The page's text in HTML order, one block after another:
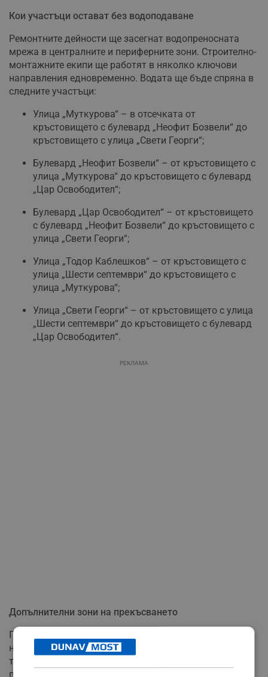
Кои участъци остават без водоподаване
Ремонтните дейности ще засегнат водопреносната
мрежа в централните и периферните зони. Строително-
монтажните екипи ще работят в няколко ключови
направления едновременно. Водата ще бъде спряна в
следните участъци:
Улица „Муткурова“ – в отсечката от
кръстовището с булевард „Неофит Бозвели“ до
кръстовището с улица „Свети Георги“;
Булевард „Неофит Бозвели“ – от кръстовището с
улица „Муткурова“ до кръстовището с булевард
„Цар Освободител“;
Булевард „Цар Освободител“ – от кръстовището
с булевард „Неофит Бозвели“ до кръстовището с
улица „Свети Георги“;
Улица „Тодор Каблешков“ – от кръстовището с
улица „Шести септември“ до кръстовището с
улица „Муткурова“;
Улица „Свети Георги“ – от кръстовището с улица
„Шести септември“ до кръстовището с булевард
„Цар Освободител“.
РЕКЛАМА
Допълнителни зони на прекъсването
Поради технологични особености на мрежата и
необходимостта от пълно източване на
тръбопроводите, водоподаването ще бъде
преустановено и за живеещите в района на: